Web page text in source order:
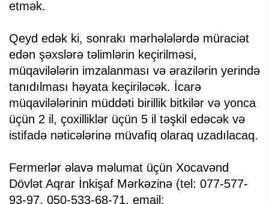
etmək.
Qeyd edək ki, sonrakı mərhələlərdə müraciət
edən şəxslərə təlimlərin keçirilməsi,
müqavilələrin imzalanması və ərazilərin yerində
tanıdılması həyata keçiriləcək. İcarə
müqavilələrinin müddəti birillik bitkilər və yonca
üçün 2 il, çoxilliklər üçün 5 il təşkil edəcək və
istifadə nəticələrinə müvafiq olaraq uzadılacaq.
Fermerlər əlavə məlumat üçün Xocavənd
Dövlət Aqrar İnkişaf Mərkəzinə (tel: 077-577-
93-97, 050-533-68-71, email: